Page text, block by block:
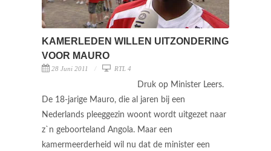
KAMERLEDEN WILLEN UITZONDERING
VOOR MAURO
28 Juni 2011 RTL 4
Druk op Minister Leers.
De 18-jarige Mauro, die al jaren bij een
Nederlands pleeggezin woont wordt uitgezet naar
z`n geboorteland Angola. Maar een
kamermeerderheid wil nu dat de minister een